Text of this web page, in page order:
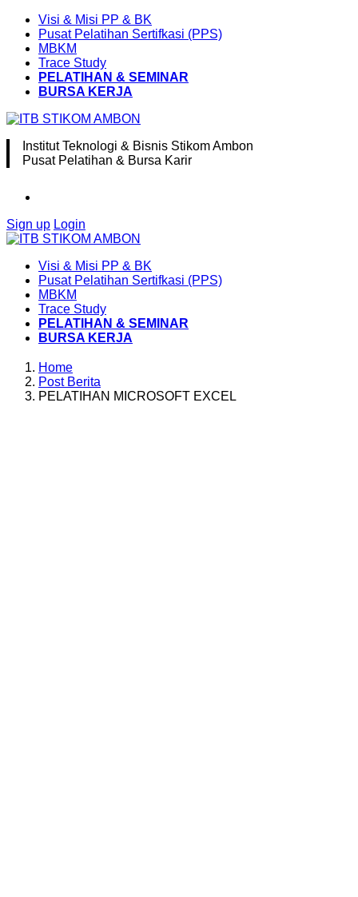
Visi & Misi PP & BK
Pusat Pelatihan Sertifkasi (PPS)
MBKM
Trace Study
PELATIHAN & SEMINAR
BURSA KERJA
Institut Teknologi & Bisnis Stikom Ambon
Pusat Pelatihan & Bursa Karir
Sign up Login
Visi & Misi PP & BK
Pusat Pelatihan Sertifkasi (PPS)
MBKM
Trace Study
PELATIHAN & SEMINAR
BURSA KERJA
Home
Post Berita
PELATIHAN MICROSOFT EXCEL